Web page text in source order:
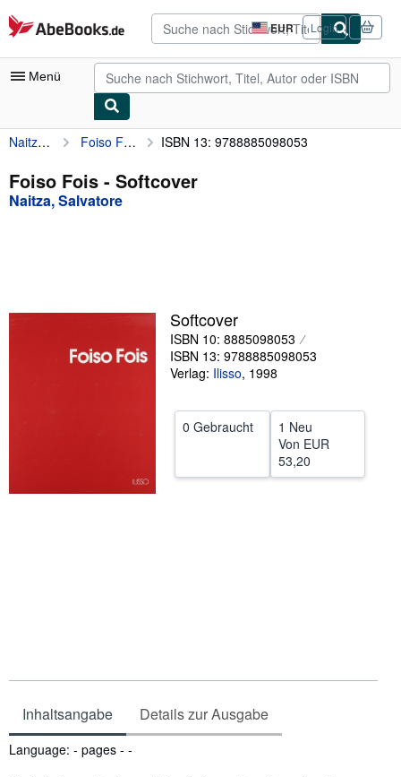
Zum Hauptinhalt
AbeBooks.de EUR
Seite
der
Einkaufseinstellungen.
Login
Menü
Nutzerkonto
Meine Bestellungen
Detailsuche
Verkäufer werden
SCHLIESSEN
Naitza, Salvatore Foiso Fois ISBN 13: 9788885098053
Foiso Fois - Softcover
Naitza, Salvatore
Softcover
ISBN 10: 8885098053
ISBN 13: 9788885098053
Verlag: Ilisso, 1998
0 Gebraucht
1 Neu
Von EUR
53,20
Inhaltsangabe Details zur Ausgabe
Inhaltsangabe
Language: - pages - -